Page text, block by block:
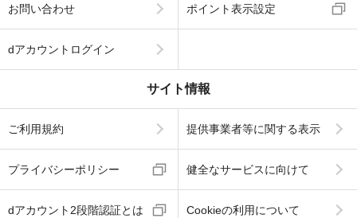
お問い合わせ ポイント表示設定
dアカウントログイン
サイト情報
ご利用規約 提供事業者等に関する表示
プライバシーポリシー 健全なサービスに向けて
dアカウント2段階認証とは Cookieの利用について